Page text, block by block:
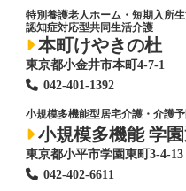
特別養護老人ホーム ・短期入所
認知症対応型共同生活介護
本町けやきの杜
東京都小金井市本町4-7-1
042-401-1392
小規模多機能型居宅介護・介護
小規模多機能 学園
東京都小平市学園東町3-4-13
042-402-6611